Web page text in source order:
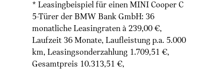
* Leasingbeispiel für einen MINI Cooper C
5-Türer der BMW Bank GmbH: 36
monatliche Leasingraten à 239,00 €,
Laufzeit 36 Monate, Laufleistung p.a. 5.000
km, Leasingsonderzahlung 1.709,51 €,
Gesamtpreis 10.313,51 €,